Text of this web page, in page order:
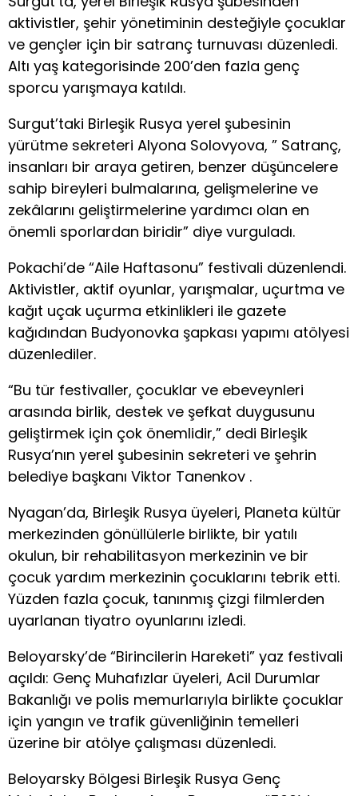
aktivistler, şehir yönetiminin desteğiyle çocuklar
ve gençler için bir satranç turnuvası düzenledi.
Altı yaş kategorisinde 200’den fazla genç
sporcu yarışmaya katıldı.
Surgut’taki Birleşik Rusya yerel şubesinin
yürütme sekreteri Alyona Solovyova, ” Satranç,
insanları bir araya getiren, benzer düşüncelere
sahip bireyleri bulmalarına, gelişmelerine ve
zekâlarını geliştirmelerine yardımcı olan en
önemli sporlardan biridir” diye vurguladı.
Pokachi’de “Aile Haftasonu” festivali düzenlendi.
Aktivistler, aktif oyunlar, yarışmalar, uçurtma ve
kağıt uçak uçurma etkinlikleri ile gazete
kağıdından Budyonovka şapkası yapımı atölyesi
düzenlediler.
“Bu tür festivaller, çocuklar ve ebeveynleri
arasında birlik, destek ve şefkat duygusunu
geliştirmek için çok önemlidir,” dedi Birleşik
Rusya’nın yerel şubesinin sekreteri ve şehrin
belediye başkanı Viktor Tanenkov .
Nyagan’da, Birleşik Rusya üyeleri, Planeta kültür
merkezinden gönüllülerle birlikte, bir yatılı
okulun, bir rehabilitasyon merkezinin ve bir
çocuk yardım merkezinin çocuklarını tebrik etti.
Yüzden fazla çocuk, tanınmış çizgi filmlerden
uyarlanan tiyatro oyunlarını izledi.
Beloyarsky’de “Birincilerin Hareketi” yaz festivali
açıldı: Genç Muhafızlar üyeleri, Acil Durumlar
Bakanlığı ve polis memurlarıyla birlikte çocuklar
için yangın ve trafik güvenliğinin temelleri
üzerine bir atölye çalışması düzenledi.
Beloyarsky Bölgesi Birleşik Rusya Genç